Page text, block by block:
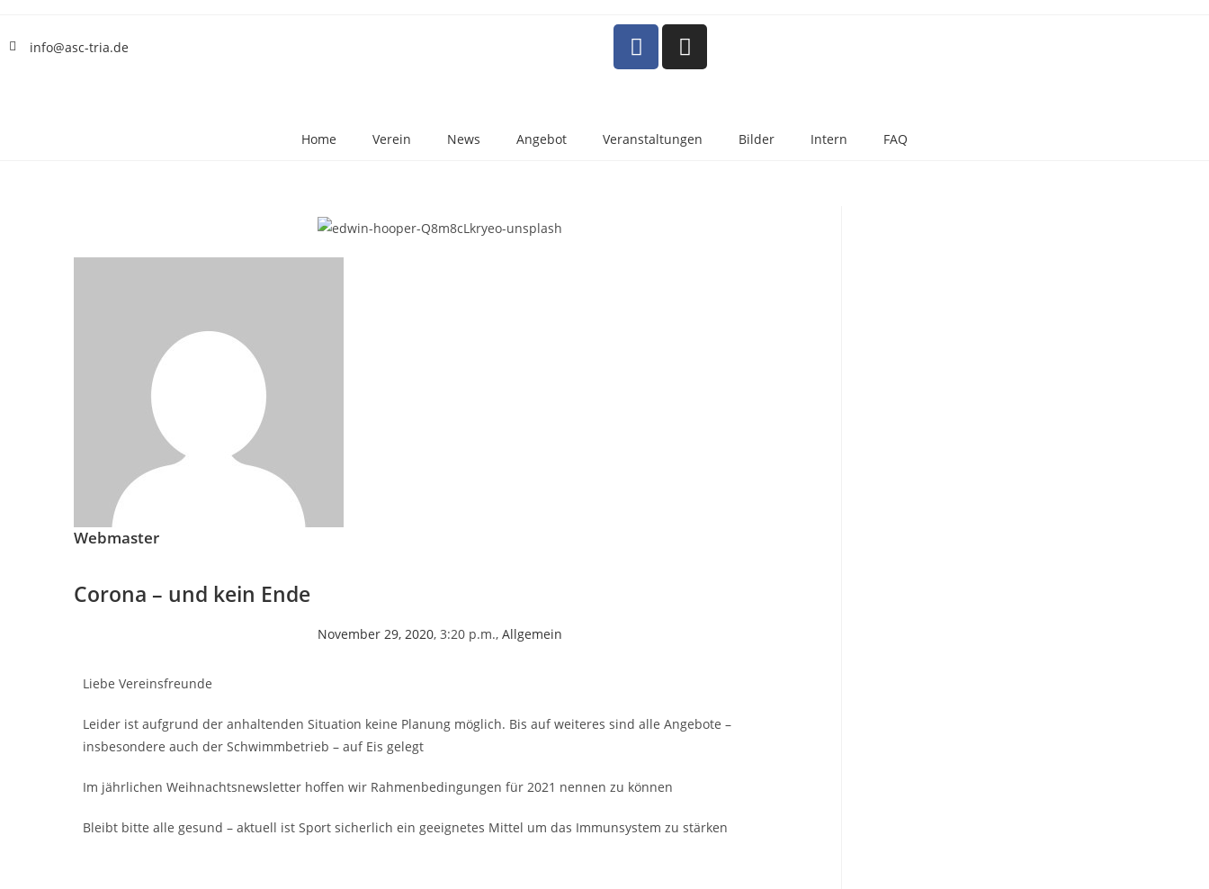
info@asc-tria.de
Home Verein News Angebot Veranstaltungen Bilder Intern FAQ
Webmaster
Corona – und kein Ende
November 29, 2020, 3:20 p.m., Allgemein
Liebe Vereinsfreunde
Leider ist aufgrund der anhaltenden Situation keine Planung möglich. Bis auf weiteres sind alle Angebote –
insbesondere auch der Schwimmbetrieb – auf Eis gelegt
Im jährlichen Weihnachtsnewsletter hoffen wir Rahmenbedingungen für 2021 nennen zu können
Bleibt bitte alle gesund – aktuell ist Sport sicherlich ein geeignetes Mittel um das Immunsystem zu stärken